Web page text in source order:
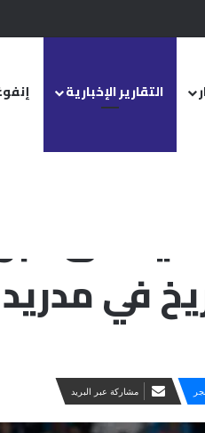
دستورية.. ومشروع قانون خاص إلى
التقارير الإخبارية
بيلينجهام يواصل كتابة التاريخ في مدريد
على
في مدريد
مشاركة عبر البريد